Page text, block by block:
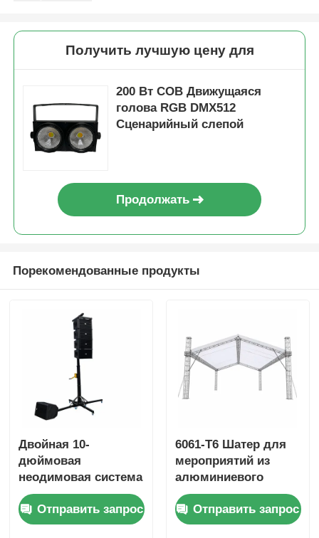
Получить лучшую цену для
200 Вт COB Движущаяся
голова RGB DMX512
Сценарийный слепой
Продолжать
Порекомендованные продукты
Двойная 10-
дюймовая
неодимовая система
звуковых аппаратов
с ручной стойкой
винтовки и 4-
Отправить запрос
6061-T6 Шатер для
мероприятий из
алюминиевого
сплава с
водонепроницаемой
крышей из ПВХ и
Отправить запрос